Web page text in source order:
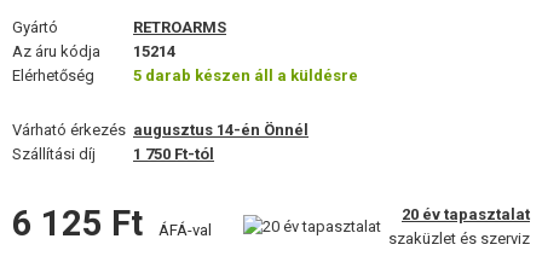
SZEMÜVEGEK, MASZKOK
FELSZERELÉS, EGYENRUHA, TOKOK
RÁDIÓS, FEJHALLGATÓ, KAMERÁK
Gyártó
RETROARMS
Az áru kódja
15214
Elérhetőség
5 darab készen áll a küldésre
Várható érkezés augusztus 14-én Önnél
Szállítási díj
1 750 Ft-tól
6 125 Ft ÁFÁ-val
20 év tapasztalat
szaküzlet és szerviz